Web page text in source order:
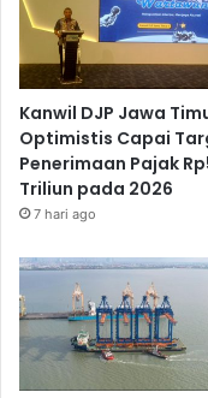
Kanwil DJP Jawa
Optimistis Capai
Penerimaan Pajak
Triliun pada 2026
7 hari ago